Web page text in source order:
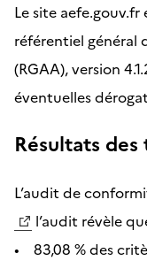
Le site
référentiel général
(RGAA), version
éventuelles
Résultats des
L’audit de
l’audit révèle
• 83,08 % des